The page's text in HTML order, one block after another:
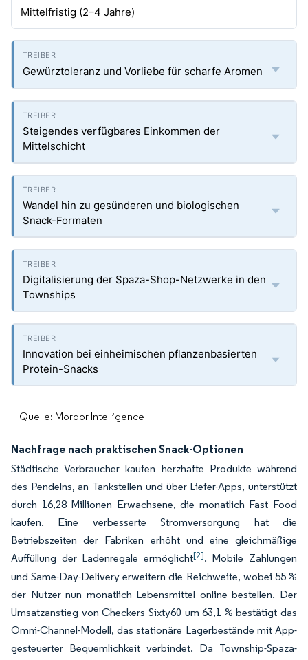
Mittelfristig (2–4 Jahre)
Gewürztoleranz und Vorliebe für scharfe Aromen
Steigendes verfügbares Einkommen der
Mittelschicht
Wandel hin zu gesünderen und biologischen
Snack-Formaten
Digitalisierung der Spaza-Shop-Netzwerke in den
Townships
Innovation bei einheimischen pflanzenbasierten
Protein-Snacks
Quelle: Mordor Intelligence
Nachfrage nach praktischen Snack-Optionen
Städtische Verbraucher kaufen herzhafte Produkte während
des Pendelns, an Tankstellen und über Liefer-Apps, unterstützt
durch 16,28 Millionen Erwachsene, die monatlich Fast Food
kaufen. Eine verbesserte Stromversorgung hat die
Betriebszeiten der Fabriken erhöht und eine gleichmäßige
Auffüllung der Ladenregale ermöglicht[2]. Mobile Zahlungen
und Same-Day-Delivery erweitern die Reichweite, wobei 55 %
der Nutzer nun monatlich Lebensmittel online bestellen. Der
Umsatzanstieg von Checkers Sixty60 um 63,1 % bestätigt das
Omni-Channel-Modell, das stationäre Lagerbestände mit App-
gesteuerter Bequemlichkeit verbindet. Da Township-Spaza-